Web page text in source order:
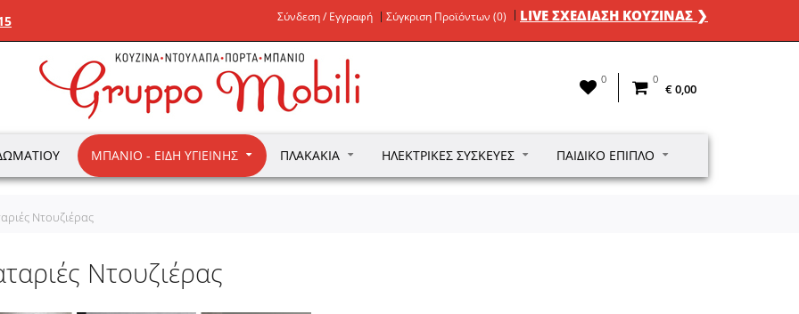
Σύνδεση / Εγγραφή Σύγκριση Προϊόντων (0) LIVE ΣΧΕΔΙΑΣΗ ΚΟΥΖΙΝΑΣ ❯
0 0
€ 0,00
ΜΠΆΝΙΟ - ΕΊΔΗ ΥΓΙΕΙΝΉΣ ΠΛΑΚΆΚΙΑ ΗΛΕΚΤΡΙΚΈΣ ΣΥΣΚΕΥΈΣ ΠΑΙΔΙΚΌ ΈΠΙΠΛΟ
Ντουζιέρας
Ντουζιέρας